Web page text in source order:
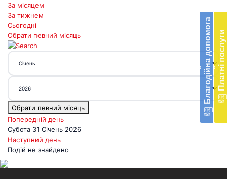
‹ Благодійна допомогав
‹ Платні послуги
За місяцем
За тижнем
Сьогодні
Обрати певний місяць
Обрати певний місяць
Попередній день
Субота 31 Січень 2026
Наступний день
Подій не знайдено